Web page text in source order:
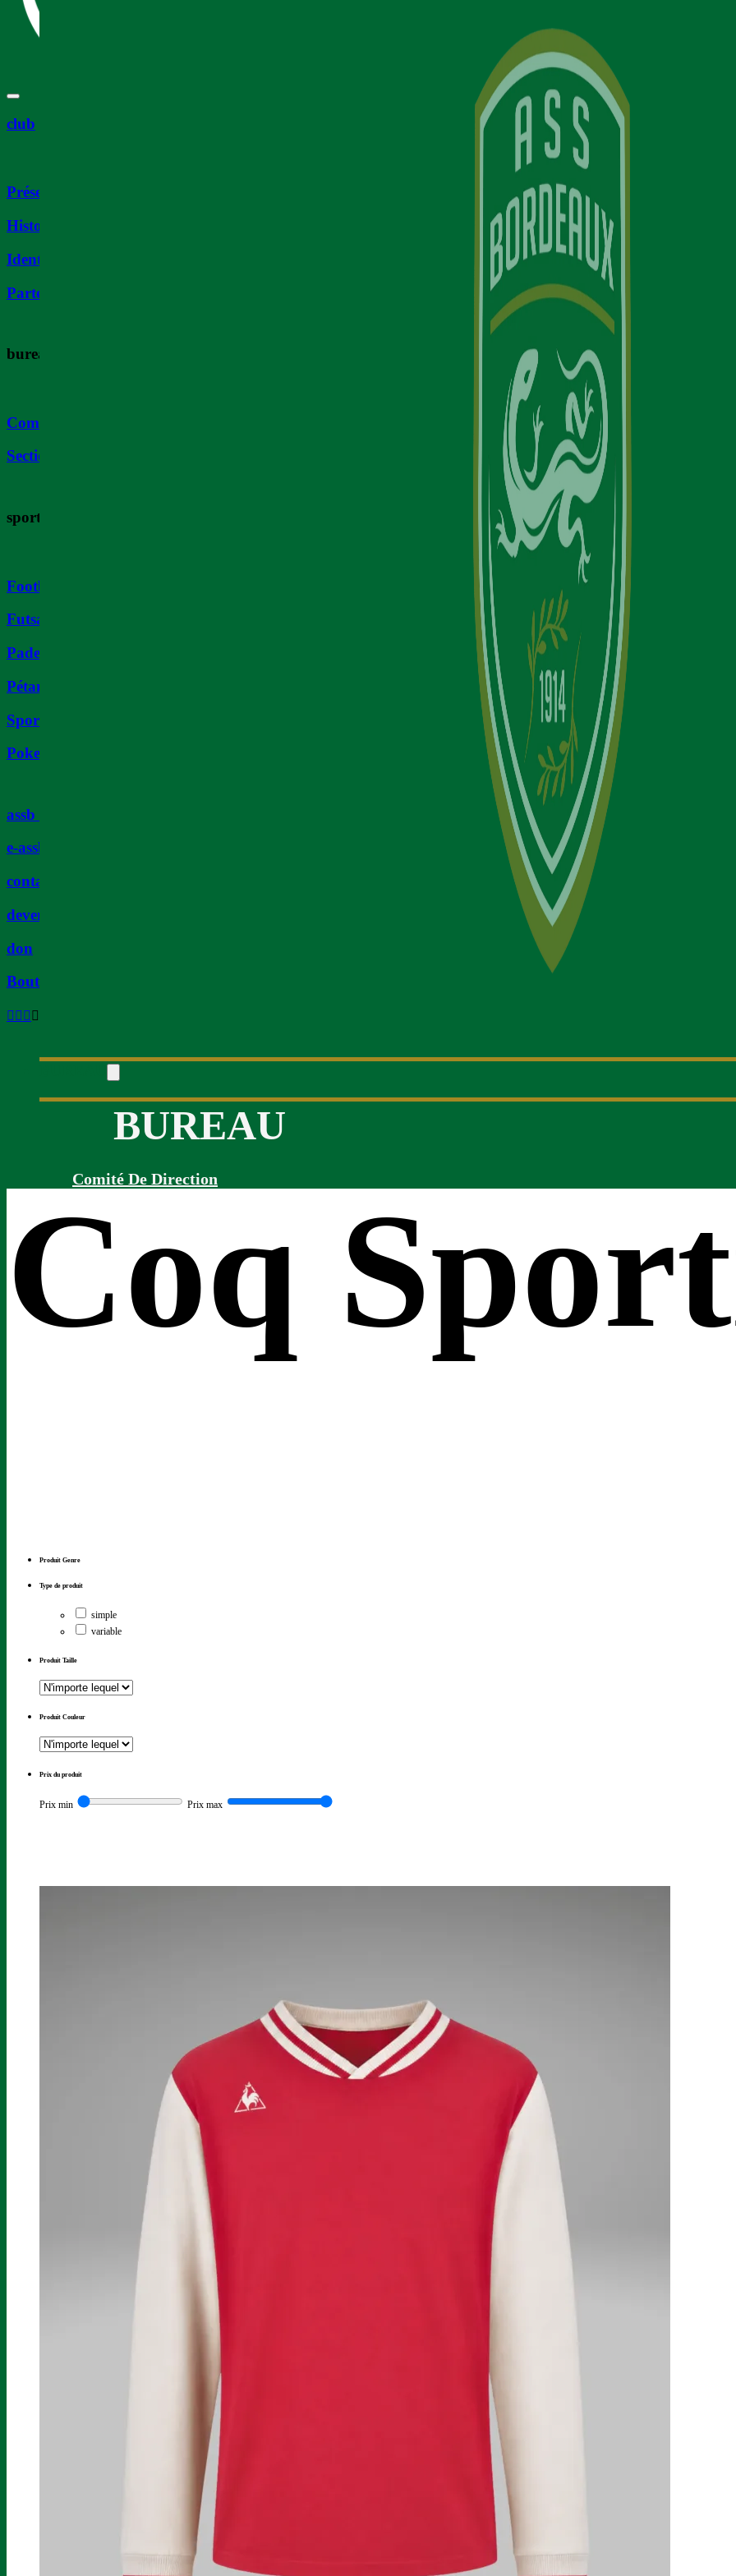
BUREAU
Comité De Direction
SPORTS
club
Présentation
Histoire
Identité
Partenaires
bureau
Comité de Direction
Sections
sports
Football
Futsal
Padel
Pétanque
Sport Boule
Poker
assb tv
e-assb
contact
devenir membre
don
Boutique
Coq
Produit Genre
Type de produit
simple
variable
Produit Taille
Produit Couleur
Prix du produit
Prix min Prix max